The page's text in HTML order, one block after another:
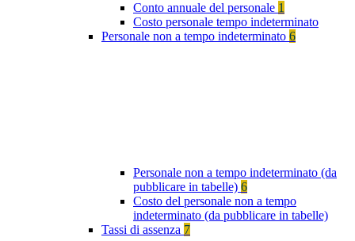
Conto annuale del personale 1
Costo personale tempo indeterminato
Personale non a tempo indeterminato 6
Personale non a tempo indeterminato (da
pubblicare in tabelle) 6
Costo del personale non a tempo
indeterminato (da pubblicare in tabelle)
Tassi di assenza 7